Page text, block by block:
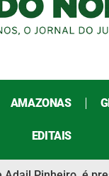
AMAZONAS
EDITAIS